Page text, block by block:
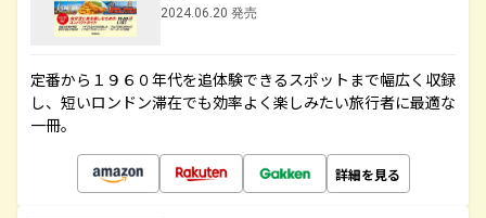
2024.06.20 発売
定番から１９６０年代を追体験できるスポットまで幅広く収録
し、短いロンドン滞在でも効率よく楽しみたい旅行者に最適な
一冊。
詳細を見る